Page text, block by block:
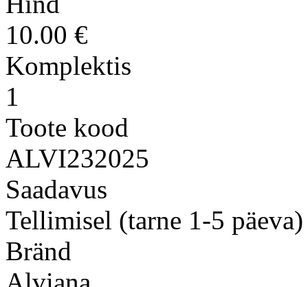
10.00 €
Komplektis
1
Toote kood
ALVI232025
Saadavus
Tellimisel (tarne 1-5 päeva)
Bränd